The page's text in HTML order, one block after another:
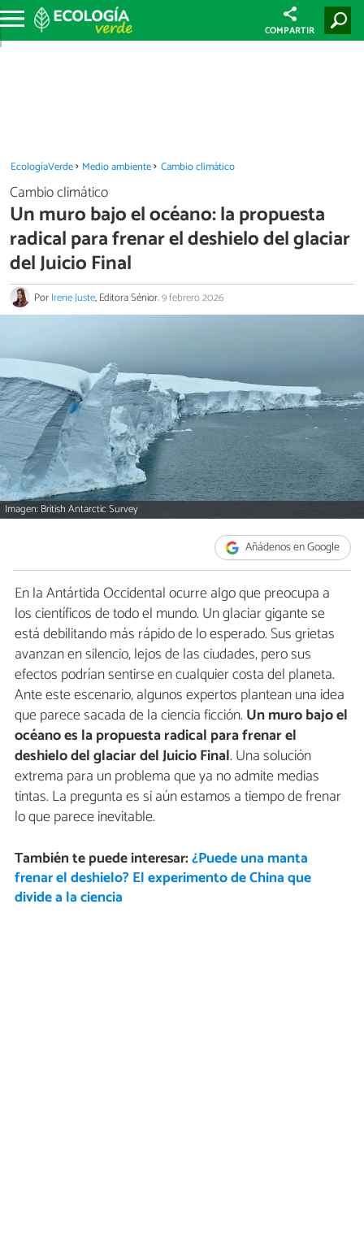
COMPARTIR
EcologíaVerde Medio ambiente Cambio climático
Cambio climático
Un muro bajo el océano: la propuesta
radical para frenar el deshielo del glaciar
del Juicio Final
PorIrene Juste, Editora Sénior.9 febrero 2026
Imagen: British Antarctic Survey
Añádenos en Google
En la Antártida Occidental ocurre algo que preocupa a
los científicos de todo el mundo. Un glaciar gigante se
está debilitando más rápido de lo esperado. Sus grietas
avanzan en silencio, lejos de las ciudades, pero sus
efectos podrían sentirse en cualquier costa del planeta.
Ante este escenario, algunos expertos plantean una idea
que parece sacada de la ciencia ficción. Un muro bajo el
océano es la propuesta radical para frenar el
deshielo del glaciar del Juicio Final. Una solución
extrema para un problema que ya no admite medias
tintas. La pregunta es si aún estamos a tiempo de frenar
lo que parece inevitable.
También te puede interesar:¿Puede una manta
frenar el deshielo? El experimento de China que
divide a la ciencia